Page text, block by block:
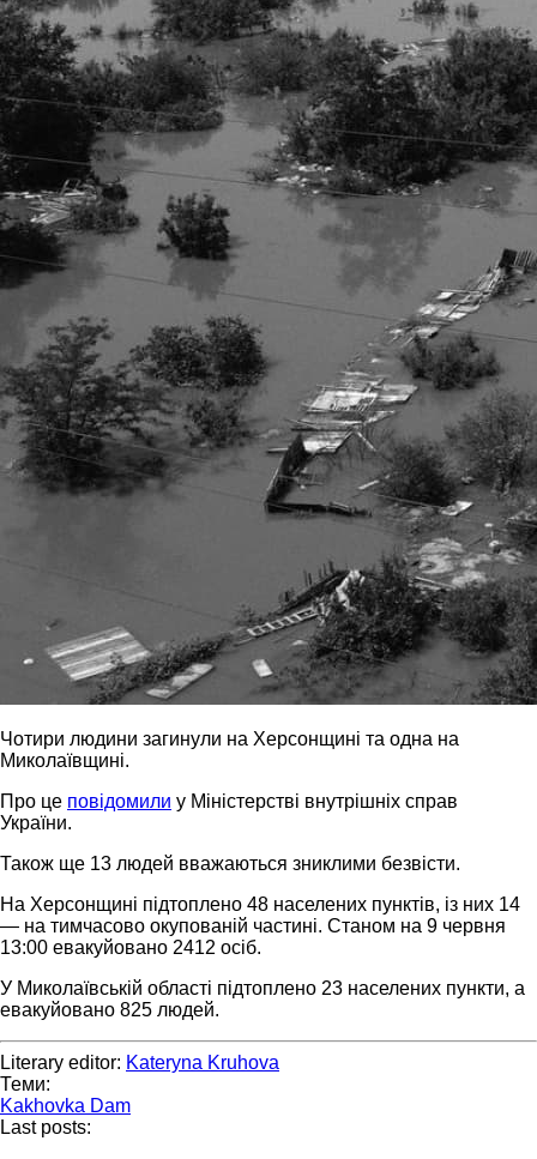
Чотири людини загинули на Херсонщині та одна на
Миколаївщині.
Про це повідомили у Міністерстві внутрішніх справ
України.
Також ще 13 людей вважаються зниклими безвісти.
На Херсонщині підтоплено 48 населених пунктів, із них 14
— на тимчасово окупованій частині. Станом на 9 червня
13:00 евакуйовано 2412 осіб.
У Миколаївській області підтоплено 23 населених пункти, а
евакуйовано 825 людей.
Literary editor: Kateryna Kruhova
Теми:
Kakhovka Dam
Last posts: